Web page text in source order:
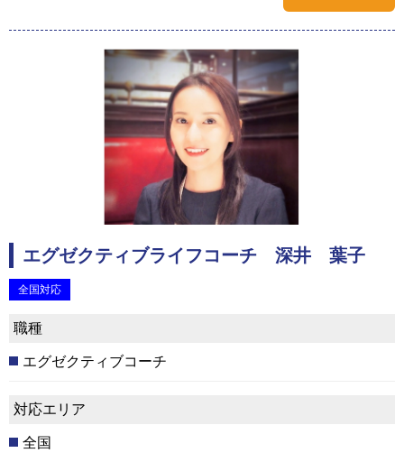
エグゼクティブライフコーチ 深井 葉子
全国対応
職種
エグゼクティブコーチ
対応エリア
全国